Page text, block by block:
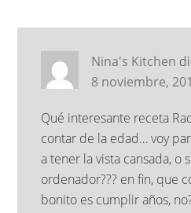
Nina's Kitchen
8 noviembre,
Qué interesante receta
contar de la edad… voy
a tener la vista cansada, o
ordenador??? en fin, que
bonito es cumplir años,